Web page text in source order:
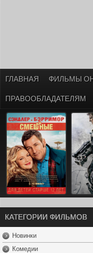
ГЛАВНАЯ ФИЛЬМЫ
ПРАВООБЛАДАТЕЛЯМ
КАТЕГОРИИ ФИЛЬМОВ
Новинки
Комедии